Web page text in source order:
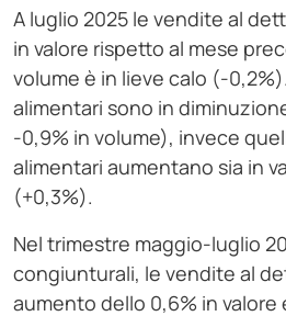
A luglio 2025 le vendite al
in valore rispetto al mese
volume è in lieve calo (-
alimentari sono in
-0,9% in volume), invece
alimentari aumentano sia in
(+0,3%).
Nel trimestre maggio-luglio
congiunturali, le vendite al
aumento dello 0,6% in valore